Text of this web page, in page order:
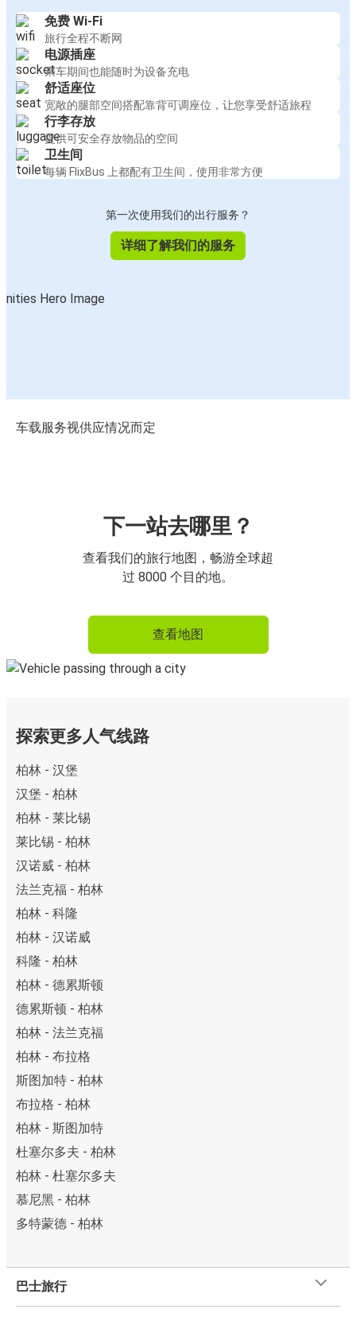
免费 Wi-Fi
旅行全程不断网
电源插座
乘车期间也能随时为设备充电
舒适座位
宽敞的腿部空间搭配靠背可调座位，让您享受舒适旅程
行李存放
提供可安全存放物品的空间
卫生间
每辆 FlixBus 上都配有卫生间，使用非常方便
第一次使用我们的出行服务？
详细了解我们的服务
车载服务视供应情况而定
下一站去哪里？
查看我们的旅行地图，畅游全球超
过 8000 个目的地。
查看地图
探索更多人气线路
柏林 - 汉堡
汉堡 - 柏林
柏林 - 莱比锡
莱比锡 - 柏林
汉诺威 - 柏林
法兰克福 - 柏林
柏林 - 科隆
柏林 - 汉诺威
科隆 - 柏林
柏林 - 德累斯顿
德累斯顿 - 柏林
柏林 - 法兰克福
柏林 - 布拉格
斯图加特 - 柏林
布拉格 - 柏林
柏林 - 斯图加特
杜塞尔多夫 - 柏林
柏林 - 杜塞尔多夫
慕尼黑 - 柏林
多特蒙德 - 柏林
巴士旅行